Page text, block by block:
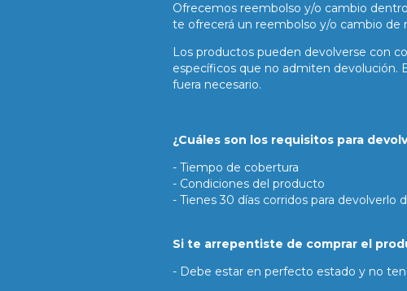
Ofrecemos reembolso y/o cambio
te ofrecerá un reembolso y/o cambio de
Los productos pueden devolverse con
específicos que no admiten devolución.
fuera necesario.
¿Cuáles son los requisitos para
- Tiempo de cobertura
- Condiciones del producto
- Tienes 30 días corridos para devolverlo
Si te arrepentiste de comprar el
- Debe estar en perfecto estado y no